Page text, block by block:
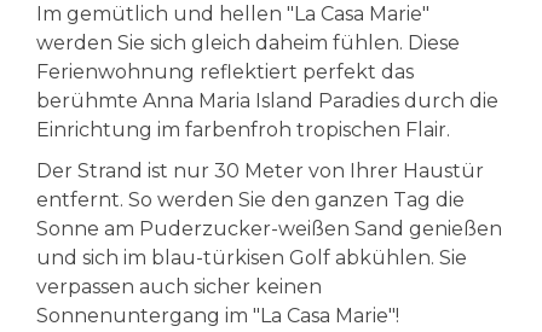
Im gemütlich und hellen "La Casa Marie"
werden Sie sich gleich daheim fühlen. Diese
Ferienwohnung reflektiert perfekt das
berühmte Anna Maria Island Paradies durch die
Einrichtung im farbenfroh tropischen Flair.
Der Strand ist nur 30 Meter von Ihrer Haustür
entfernt. So werden Sie den ganzen Tag die
Sonne am Puderzucker-weißen Sand genießen
und sich im blau-türkisen Golf abkühlen. Sie
verpassen auch sicher keinen
Sonnenuntergang im "La Casa Marie"!